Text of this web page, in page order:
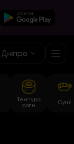
Дніпро
Темпура
роли
Суші